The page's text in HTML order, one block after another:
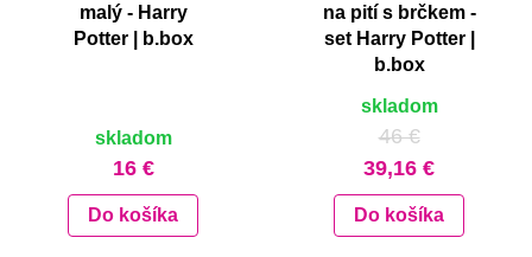
malý - Harry
Potter | b.box
skladom
16 €
Do košíka
na pití s brčkem -
set Harry Potter |
b.box
skladom
46 €
39,16 €
Do košíka